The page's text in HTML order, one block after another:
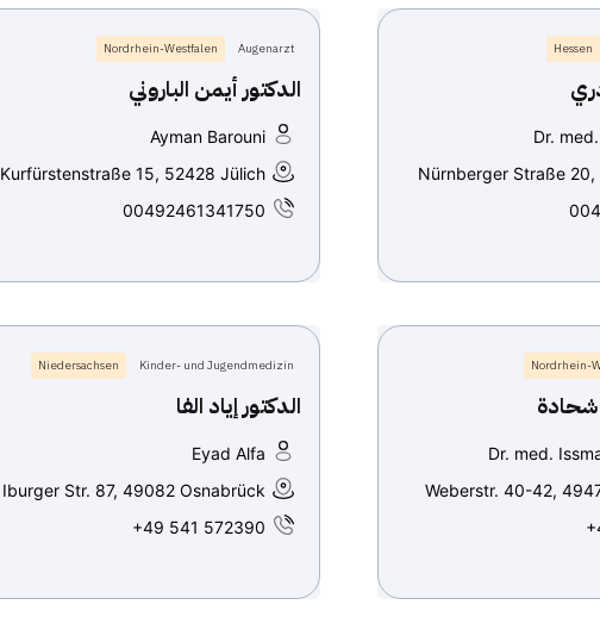
Hessen
Dr.
Nürnberger Straße
Augenarzt
Nordrhein-Westfalen
الدكتور أيمن الباروني
Ayman Barouni
Kurfürstenstraße 15, 52428 Jülich
00492461341750
Nordrhein-
شحادة
Dr. med.
Weberstr. 40-42,
Kinder- und Jugendmedizin
Niedersachsen
الدكتور إياد الفا
Eyad Alfa
Iburger Str. 87, 49082 Osnabrück
+49 541 572390